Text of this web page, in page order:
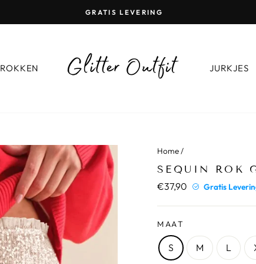
GRATIS LEVERING
ROKKEN JURKJES
Home/
SEQUIN ROK
€37,90 Normale
Gratis
MAAT
S M L